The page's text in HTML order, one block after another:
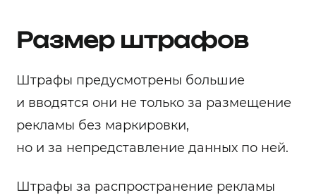
Размер штрафов
Штрафы предусмотрены большие
и вводятся они не только за размещение
рекламы без маркировки,
но и за непредставление данных по ней.
Штрафы за распространение рекламы